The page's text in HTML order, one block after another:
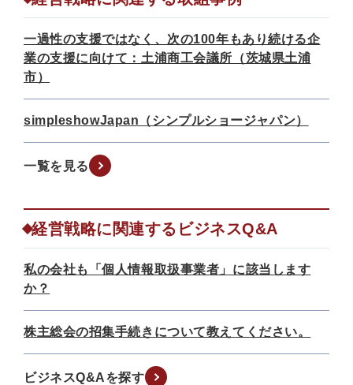
一過性の支援ではなく、次の100年もあり続ける企
業の支援に向けて：土浦商工会議所（茨城県土浦
市）
simpleshowJapan（シンプルショージャパン）
一覧を見る
経営戦略に関連するビジネスQ&A
私の会社も「個人情報取扱事業者」に該当します
か？
株主総会の招集手続きについて教えてください。
ビジネスQ&Aを探す